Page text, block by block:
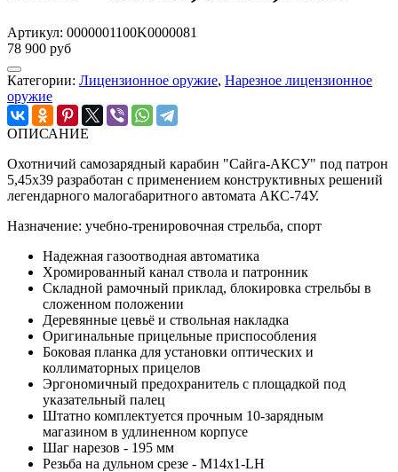
Артикул: 0000001100K0000081
78 900 руб
Категории: Лицензионное оружие, Нарезное лицензионное
оружие
ОПИСАНИЕ
Охотничий самозарядный карабин "Сайга-АКСУ" под патрон
5,45x39 разработан с применением конструктивных решений
легендарного малогабаритного автомата АКС-74У.
Назначение: учебно-тренировочная стрельба, спорт
Надежная газоотводная автоматика
Хромированный канал ствола и патронник
Складной рамочный приклад, блокировка стрельбы в
сложенном положении
Деревянные цевьё и ствольная накладка
Оригинальные прицельные приспособления
Боковая планка для установки оптических и
коллиматорных прицелов
Эргономичный предохранитель с площадкой под
указательный палец
Штатно комплектуется прочным 10-зарядным
магазином в удлиненном корпусе
Шаг нарезов - 195 мм
Резьба на дульном срезе - М14х1-LH